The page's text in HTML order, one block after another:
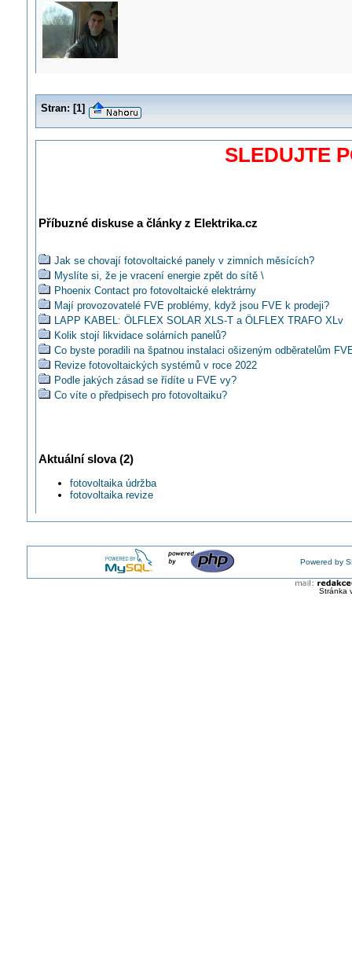
Stran: [1]
SLEDUJTE
Příbuzné diskuse a články z Elektrika.cz
Jak se chovají fotovoltaické panely v zimních měsících?
Myslíte si, že je vracení energie zpět do sítě \
Phoenix Contact pro fotovoltaické elektrárny
Mají provozovatelé FVE problémy, když jsou FVE k prodeji?
LAPP KABEL: ÖLFLEX SOLAR XLS-T a ÖLFLEX TRAFO XLv
Kolik stojí likvidace solárních panelů?
Co byste poradili na špatnou instalaci ošizeným odběratelům
Revize fotovoltaických systémů v roce 2022
Podle jakých zásad se řídíte u FVE vy?
Co víte o předpisech pro fotovoltaiku?
62305?
Aktuální slova (2)
fotovoltaika údržba
fotovoltaika revize
Powered by
Stránka